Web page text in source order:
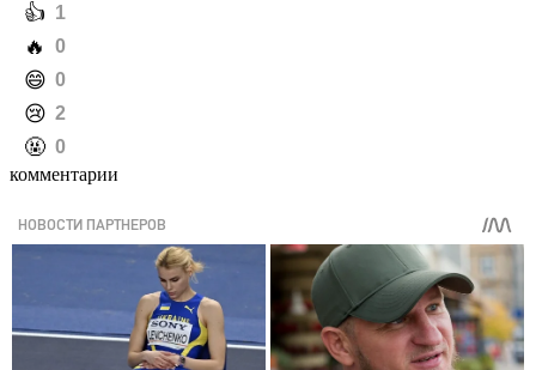
️👍 1
️🔥 0
️😄 0
️😢 2
️🤬 0
комментарии